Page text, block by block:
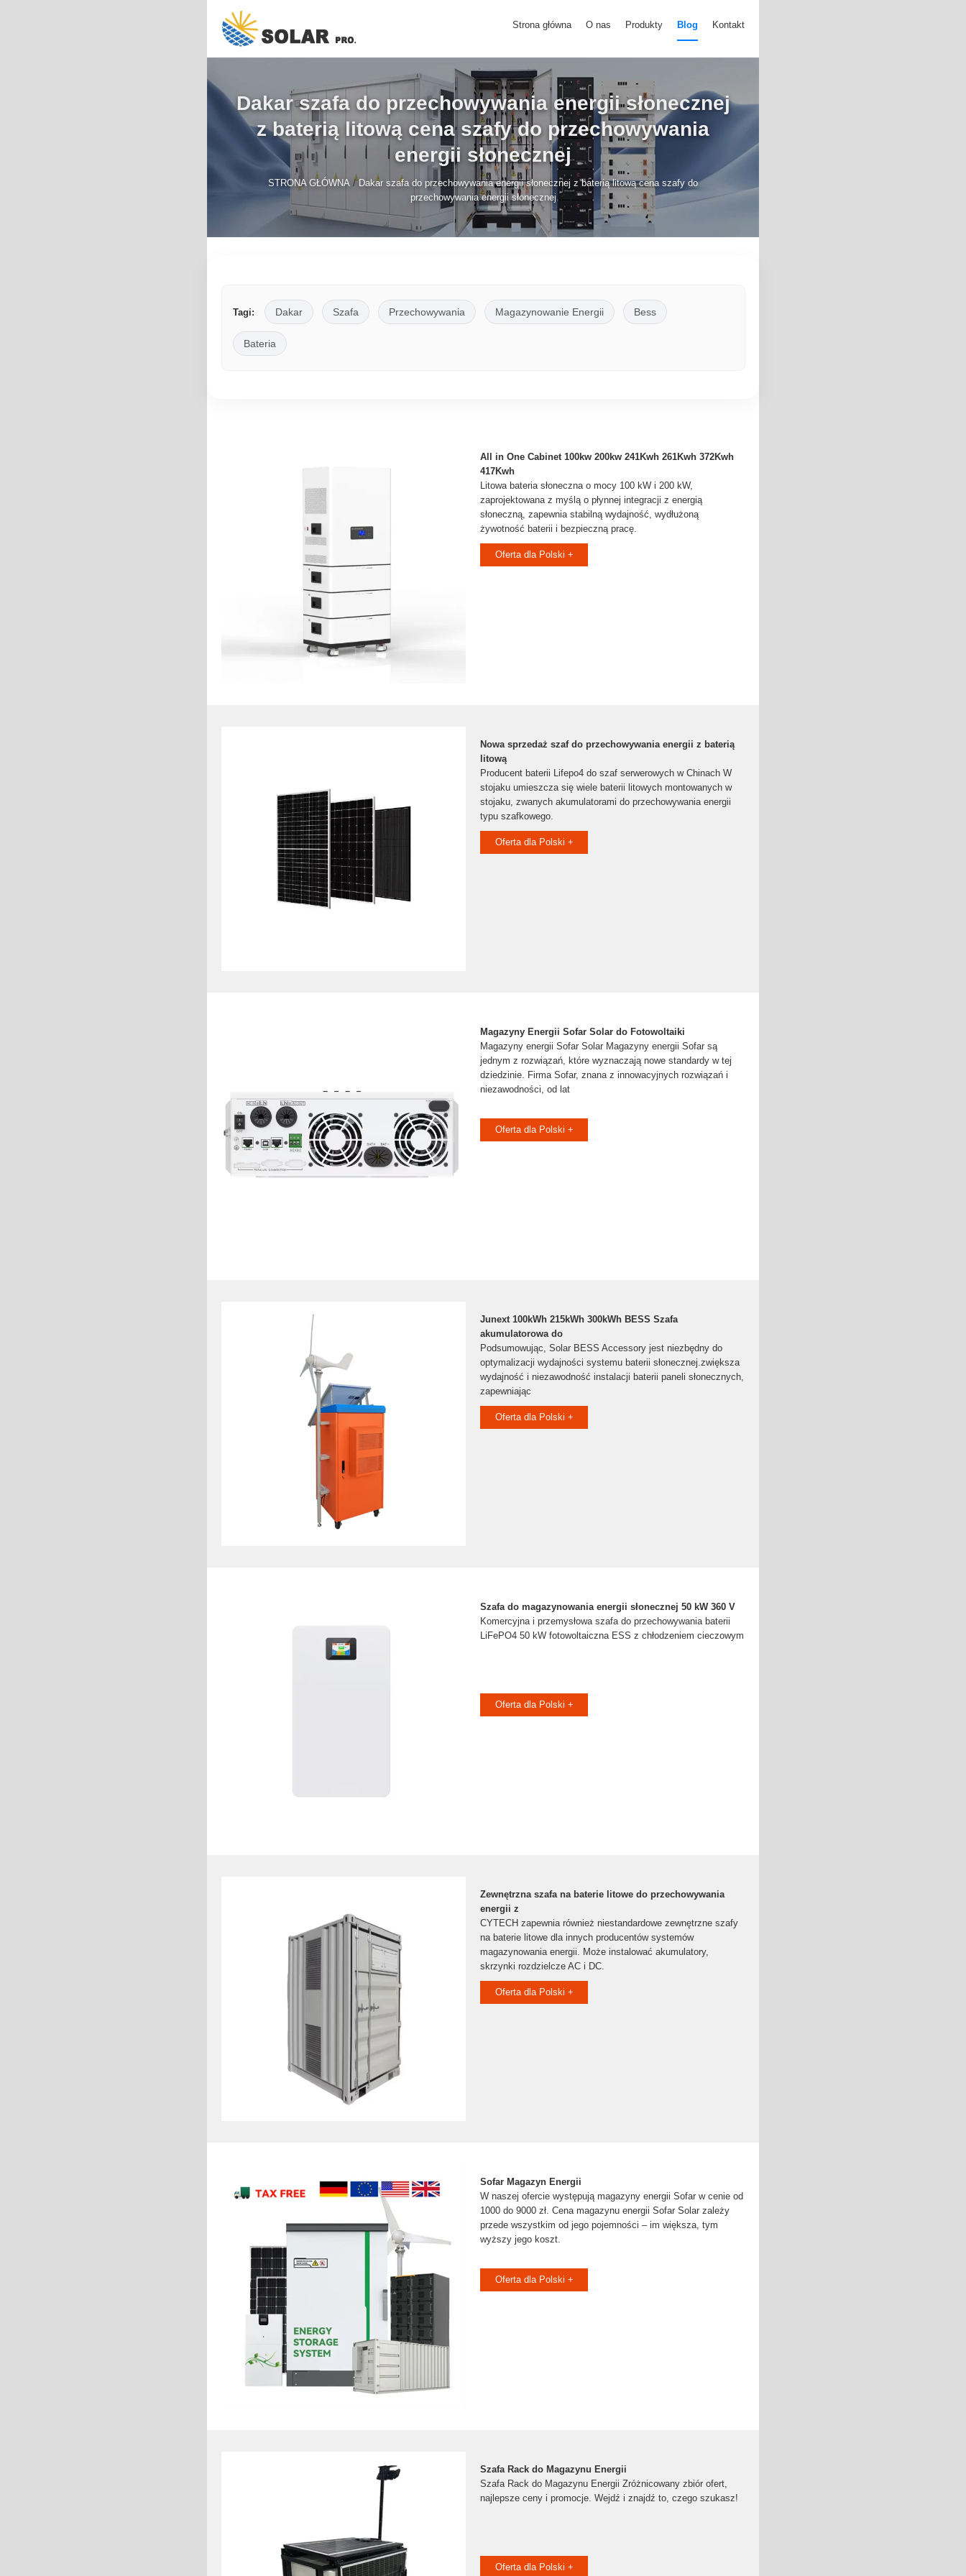
Strona główna O nas Produkty Blog Kontakt
Dakar szafa do przechowywania energii słonecznej
z baterią litową cena szafy do przechowywania
energii słonecznej
STRONA GŁÓWNA /Dakar szafa do przechowywania energii słonecznej z baterią litową cena szafy do
przechowywania energii słonecznej
Tagi: Dakar Szafa Przechowywania Magazynowanie Energii Bess
Bateria
All in One Cabinet 100kw 200kw 241Kwh 261Kwh 372Kwh
417Kwh
Litowa bateria słoneczna o mocy 100 kW i 200 kW,
zaprojektowana z myślą o płynnej integracji z energią
słoneczną, zapewnia stabilną wydajność, wydłużoną
żywotność baterii i bezpieczną pracę.
Oferta dla Polski +
Nowa sprzedaż szaf do przechowywania energii z baterią
litową
Producent baterii Lifepo4 do szaf serwerowych w Chinach W
stojaku umieszcza się wiele baterii litowych montowanych w
stojaku, zwanych akumulatorami do przechowywania energii
typu szafkowego.
Oferta dla Polski +
Magazyny Energii Sofar Solar do Fotowoltaiki
Magazyny energii Sofar Solar Magazyny energii Sofar są
jednym z rozwiązań, które wyznaczają nowe standardy w tej
dziedzinie. Firma Sofar, znana z innowacyjnych rozwiązań i
niezawodności, od lat
Oferta dla Polski +
Junext 100kWh 215kWh 300kWh BESS Szafa
akumulatorowa do
Podsumowując, Solar BESS Accessory jest niezbędny do
optymalizacji wydajności systemu baterii słonecznej.zwiększa
wydajność i niezawodność instalacji baterii paneli słonecznych,
zapewniając
Oferta dla Polski +
Szafa do magazynowania energii słonecznej 50 kW 360 V
Komercyjna i przemysłowa szafa do przechowywania baterii
LiFePO4 50 kW fotowoltaiczna ESS z chłodzeniem cieczowym
Oferta dla Polski +
Zewnętrzna szafa na baterie litowe do przechowywania
energii z
CYTECH zapewnia również niestandardowe zewnętrzne szafy
na baterie litowe dla innych producentów systemów
magazynowania energii. Może instalować akumulatory,
skrzynki rozdzielcze AC i DC.
Oferta dla Polski +
Sofar Magazyn Energii
W naszej ofercie występują magazyny energii Sofar w cenie od
1000 do 9000 zł. Cena magazynu energii Sofar Solar zależy
przede wszystkim od jego pojemności – im większa, tym
wyższy jego koszt.
Oferta dla Polski +
Szafa Rack do Magazynu Energii
Szafa Rack do Magazynu Energii Zróżnicowany zbiór ofert,
najlepsze ceny i promocje. Wejdź i znajdź to, czego szukasz!
Oferta dla Polski +